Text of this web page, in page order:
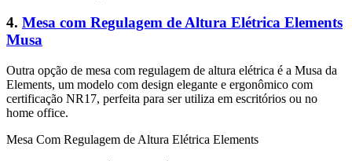
4. Mesa com Regulagem de Altura Elétrica Elements
Musa
Outra opção de mesa com regulagem de altura elétrica é a Musa da
Elements, um modelo com design elegante e ergonômico com
certificação NR17, perfeita para ser utiliza em escritórios ou no
home office.
Mesa Com Regulagem de Altura Elétrica Elements